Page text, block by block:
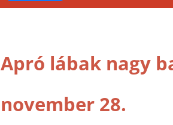
Apró lábak nagy
november 28.